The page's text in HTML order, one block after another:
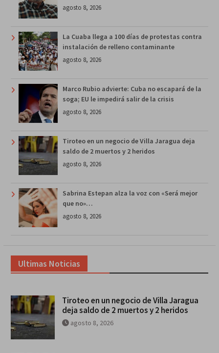
agosto 8, 2026
La Cuaba llega a 100 días de protestas contra
instalación de relleno contaminante
agosto 8, 2026
Marco Rubio advierte: Cuba no escapará de la
soga; EU le impedirá salir de la crisis
agosto 8, 2026
Tiroteo en un negocio de Villa Jaragua deja
saldo de 2 muertos y 2 heridos
agosto 8, 2026
Sabrina Estepan alza la voz con «Será mejor
que no»…
agosto 8, 2026
Ultimas Noticias
Tiroteo en un negocio de Villa Jaragua
deja saldo de 2 muertos y 2 heridos
agosto 8, 2026